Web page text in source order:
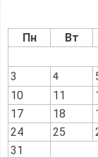
Пн
Вт
3
4
10
11
17
18
24
25
31